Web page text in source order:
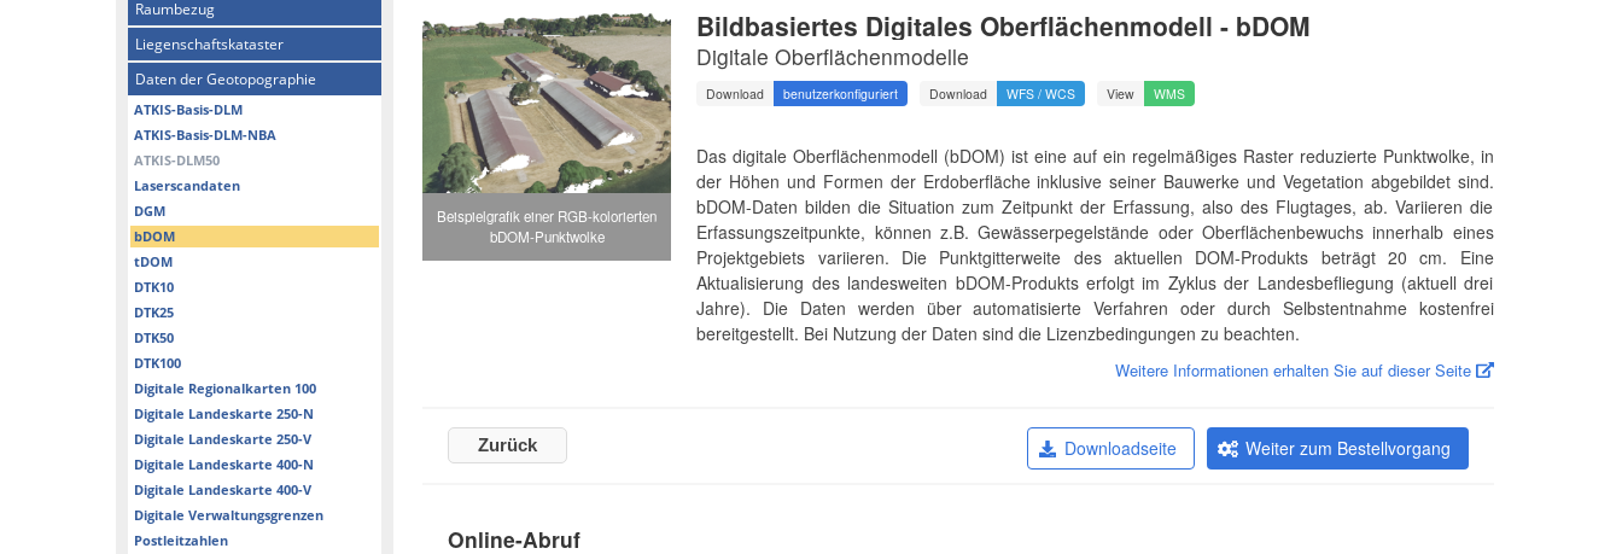
Raumbezug
Liegenschaftskataster
Daten der Geotopographie
ATKIS-Basis-DLM
ATKIS-Basis-DLM-NBA
ATKIS-DLM50
Laserscandaten
DGM
bDOM
tDOM
DTK10
DTK25
DTK50
DTK100
Digitale Regionalkarten 100
Digitale Landeskarte 250-N
Digitale Landeskarte 250-V
Digitale Landeskarte 400-N
Digitale Landeskarte 400-V
Digitale Verwaltungsgrenzen
Postleitzahlen
Beispielgrafik einer RGB-kolorierten
bDOM-Punktwolke
Bildbasiertes Digitales Oberflächenmodell - bDOM
Digitale Oberflächenmodelle
Download benutzerkonfiguriert Download WFS / WCS View WMS
Das digitale Oberflächenmodell (bDOM) ist eine auf ein regelmäßiges Raster reduzierte Punktwolke, in
der Höhen und Formen der Erdoberfläche inklusive seiner Bauwerke und Vegetation abgebildet sind.
bDOM-Daten bilden die Situation zum Zeitpunkt der Erfassung, also des Flugtages, ab. Variieren die
Erfassungszeitpunkte, können z.B. Gewässerpegelstände oder Oberflächenbewuchs innerhalb eines
Projektgebiets variieren. Die Punktgitterweite des aktuellen DOM-Produkts beträgt 20 cm. Eine
Aktualisierung des landesweiten bDOM-Produkts erfolgt im Zyklus der Landesbefliegung (aktuell drei
Jahre). Die Daten werden über automatisierte Verfahren oder durch Selbstentnahme kostenfrei
bereitgestellt. Bei Nutzung der Daten sind die Lizenzbedingungen zu beachten.
Weitere Informationen erhalten Sie auf dieser Seite
Zurück Weiter zum Bestellvorgang
Downloadseite
Online-Abruf